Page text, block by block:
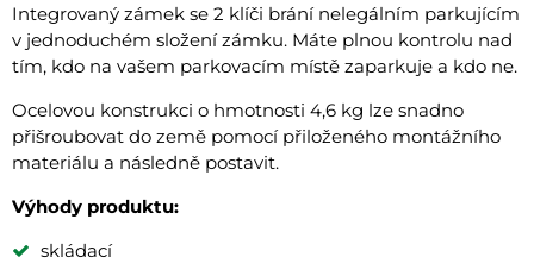
Integrovaný zámek se 2 klíči brání nelegálním parkujícím
v jednoduchém složení zámku. Máte plnou kontrolu nad
tím, kdo na vašem parkovacím místě zaparkuje a kdo ne.
Ocelovou konstrukci o hmotnosti 4,6 kg lze snadno
přišroubovat do země pomocí přiloženého montážního
materiálu a následně postavit.
Výhody produktu:
skládací